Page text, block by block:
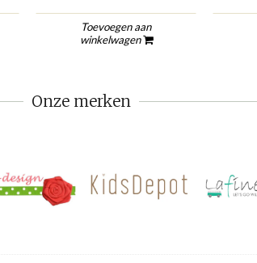
Toevoegen aan
winkelwagen
Onze merken